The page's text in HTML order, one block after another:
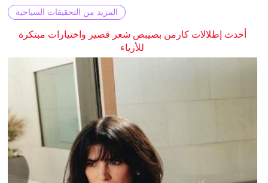
المزيد من التحقيقات السياحية
أحدث إطلالات كارمن بصيبص شعر قصير واختيارات مبتكرة
للأزياء